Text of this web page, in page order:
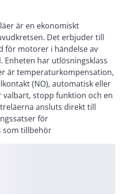
är en ekonomiskt
Det erbjuder till
för motorer i händelse av
Enheten har utlösningsklass
är temperaturkompensation,
(NO), automatisk eller
stopp funktion och en
ansluts direkt till
för
som tillbehör